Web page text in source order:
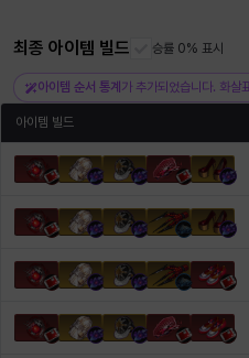
최종 아이템 빌드 승률 0% 표시
아이템 순서 통계 가 추가되었습니다. 화살
아이템 빌드